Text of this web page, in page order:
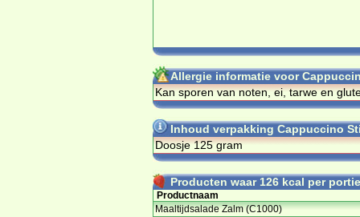
Allergie informatie voor
Kan sporen van noten, ei, tarwe en
Inhoud verpakking Cappuccino
Doosje 125 gram
Producten waar 126 kcal per
Productnaam
Maaltijdsalade Zalm (C1000)